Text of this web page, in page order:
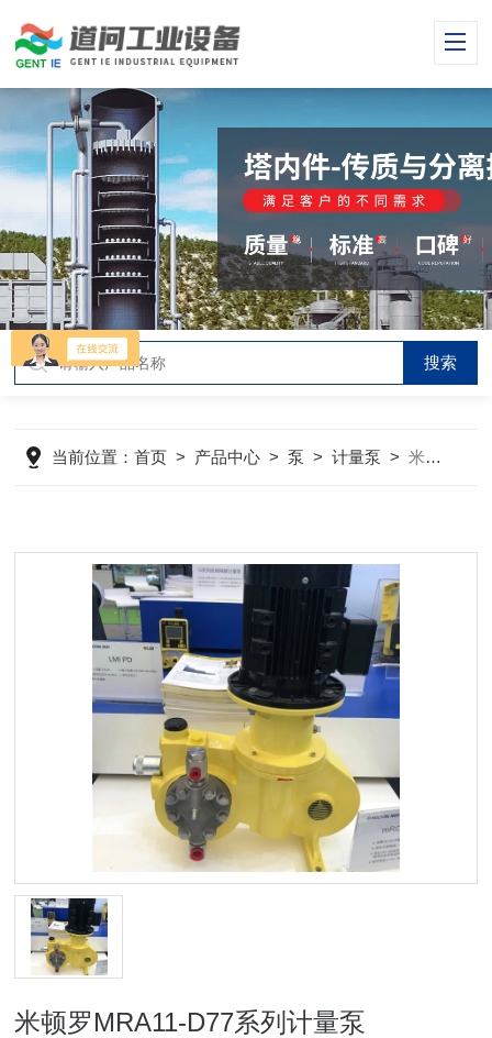
当前位置：首页 > 产品中心 >泵 >计量泵 >米顿罗MRA11-D77系列计量泵
米顿罗MRA11-D77系列计量泵